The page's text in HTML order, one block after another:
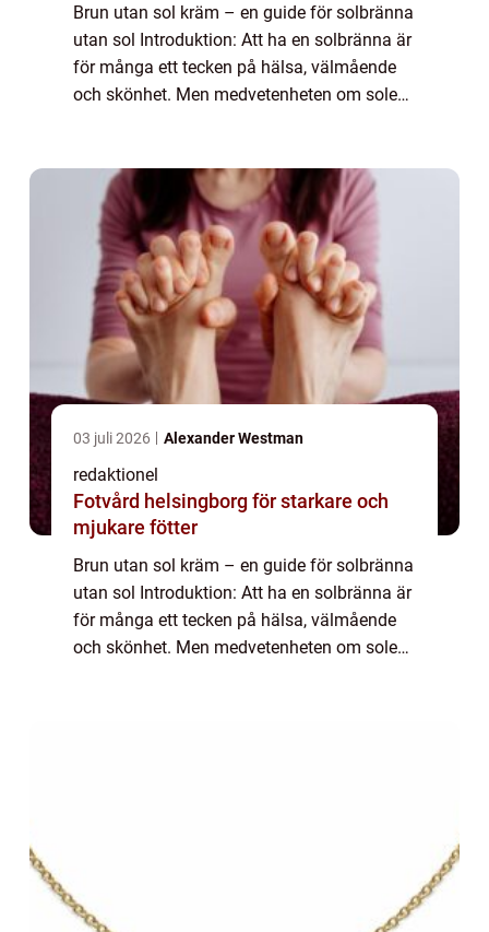
Brun utan sol kräm – en guide för solbränna
utan sol Introduktion: Att ha en solbränna är
för många ett tecken på hälsa, välmående
och skönhet. Men medvetenheten om solens
03 juli 2026 Alexander Westman
redaktionel
Fotvård helsingborg för starkare och
mjukare fötter
Brun utan sol kräm – en guide för solbränna
utan sol Introduktion: Att ha en solbränna är
för många ett tecken på hälsa, välmående
och skönhet. Men medvetenheten om solens